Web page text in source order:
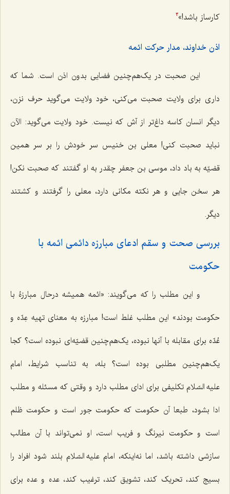
کارساز باشد!»3
اذن خداوند، مدار حرکت ائمه
این صحبت در یک‌هم‌چنین فضایی بدون اذن است. شما که
داری برای ولایت صحبت می‌کنی، خود ولایت می‌گوید حرف نزن،
دیگر انسان کاسه داغ‌تر از آش که نیست. خود ولایت می‌گوید: الآن
نباید صحبت کنی! معلی بن خنیس سر خودش را بر سر همین
قضیّه به باد داد، موسی بن جعفر چقدر به او گفتند که صحبت نکن!
هر سخن جایی و هر نکته مکانی دارد، معلی را گرفتند و کشتند
دیگر.
بررسی صحت و سقم ادعای مبارزه دائمی ائمه با
حکومت
و این مطلب را که می‌گویند: «ائمه همیشه درحال مبارزۀ با
حکومت بودند» این مطلب غلط است! مبارزه به معنای تهیه عِدّه و
عُدّه برای مقابله با آنها نبوده، یک‌هم‌چنین قضیّه‌ای نبوده است؟ کجا
یک‌هم‌چنین مطلبی بوده است؟ بله، به تناسب شرایط، امام
علیه السّلام تکلیفی برای ادای مطلب دارد و وقتی که مسئله و مطلب
ادا بشود، طبعا آن حکومت که حکومت جور است و حکومت ظلم
است و حکومت نیرنگ و فریب است، او نمی‌تواند با آن مطالب
سازشی داشته باشد، اما نه‌اینکه، امام علیه السّلام بلند شود افراد را
بسیج کند، تحریک کند، تشویق کند، ترغیب کند، عده و عده برای